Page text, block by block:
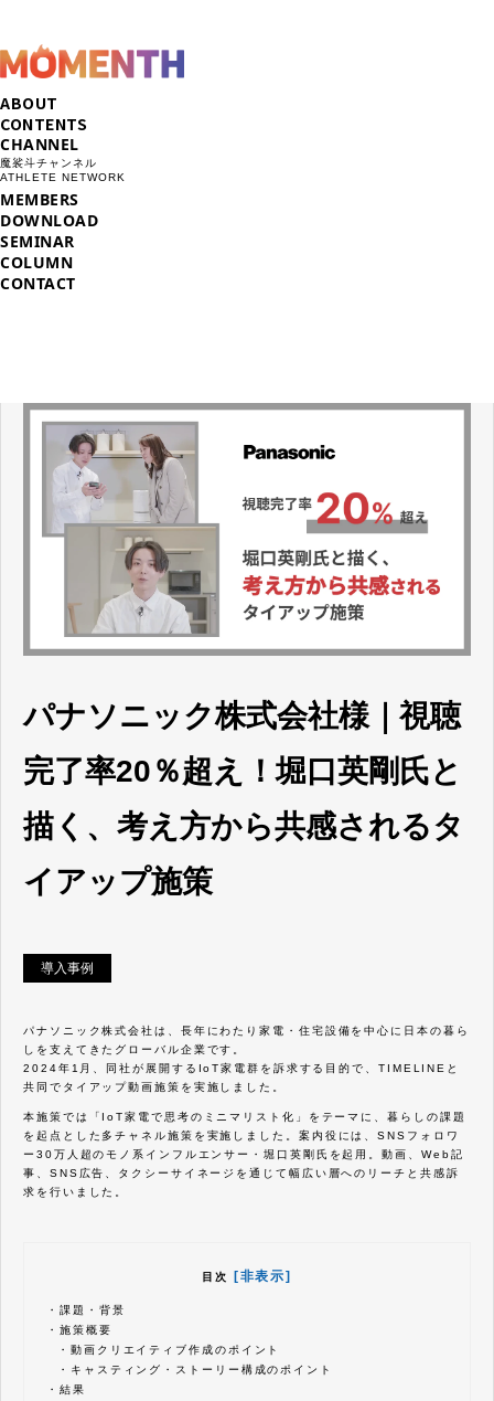
ABOUT
CONTENTS
CHANNEL
魔裟斗チャンネル
ATHLETE NETWORK
MEMBERS
DOWNLOAD
SEMINAR
COLUMN
CONTACT
パナソニック株式会社様｜視聴
完了率20％超え！堀口英剛氏と
描く、考え方から共感されるタ
イアップ施策
導入事例
パナソニック株式会社は、長年にわたり家電・住宅設備を中心に日本の暮ら
しを支えてきたグローバル企業です。
2024年1月、同社が展開するIoT家電群を訴求する目的で、TIMELINEと
共同でタイアップ動画施策を実施しました。
本施策では「IoT家電で思考のミニマリスト化」をテーマに、暮らしの課題
を起点とした多チャネル施策を実施しました。案内役には、SNSフォロワ
ー30万人超のモノ系インフルエンサー・堀口英剛氏を起用。動画、Web記
事、SNS広告、タクシーサイネージを通じて幅広い層へのリーチと共感訴
求を行いました。
目次 [非表示]
・ 課題・背景
・ 施策概要
・ 動画クリエイティブ作成のポイント
・ キャスティング・ストーリー構成のポイント
・ 結果